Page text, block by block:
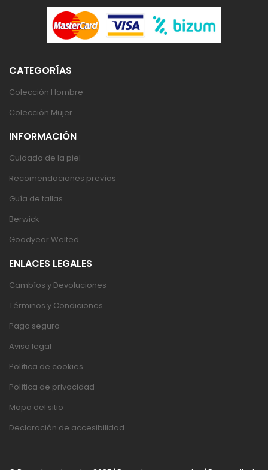
CATEGORÍAS
Colección Hombre
Colección Mujer
INFORMACIÓN
Cuidado de la piel
Recomendaciones prevías
Guía de tallas
Berwick
Goodyear Welted
ENLACES LEGALES
Cambíos y Devoluciones
Términos y Condiciones
Pago seguro
Aviso legal
Política de cookies
Política de privacidad
Mapa del sitio
Declaración de accesibilidad